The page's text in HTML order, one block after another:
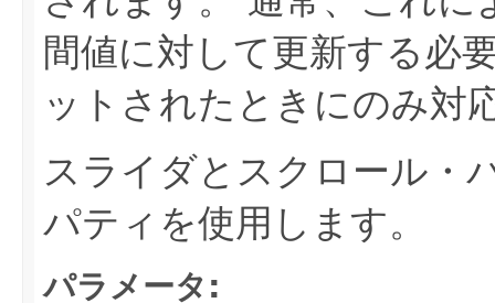
間値に対して更新する必
ットされたときにのみ対
スライダとスクロール・
パティを使用します。
パラメータ: